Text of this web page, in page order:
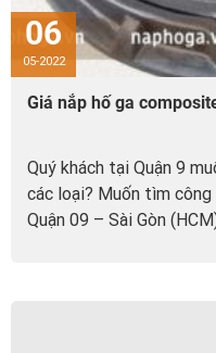
06
05-2022
Giá nắp hố ga
Quý khách tại Quận 9
các loại? Muốn tìm
Quận 09 – Sài Gòn